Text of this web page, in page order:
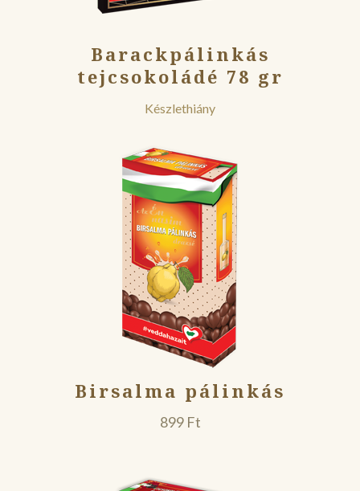
Barackpálinkás
tejcsokoládé 78 gr
Készlethiány
Birsalma pálinkás
899 Ft